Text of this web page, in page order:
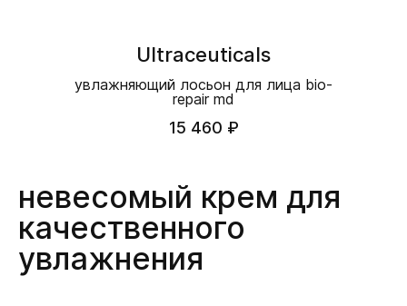
Ultraceuticals
увлажняющий лосьон для лица bio-
repair md
15 460 ₽
невесомый крем для
качественного
увлажнения